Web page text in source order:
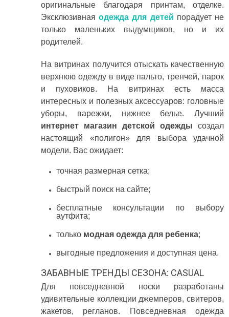
Читати далі →
оригинальные благодаря принтам, отделке.
Эксклюзивнаяодежда для детей порадует не
только маленьких выдумщиков, но и их
родителей.
На витринах получится отыскать качественную
верхнюю одежду в виде пальто, тренчей, парок
и пуховиков. На витринах есть масса
интересных и полезных аксессуаров: головные
уборы, варежки, нижнее белье. Лучший
интернет магазин детской одежды создал
настоящий «полигон» для выбора удачной
модели. Вас ожидает:
точная размерная сетка;
быстрый поиск на сайте;
бесплатные консультации по выбору
аутфита;
только модная одежда для ребенка;
выгодные предложения и доступная цена.
ЗАБАВНЫЕ ТРЕНДЫ СЕЗОНА: CASUAL
Для повседневной носки разработаны
удивительные коллекции джемперов, свитеров,
жакетов, регланов. Повседневная одежда